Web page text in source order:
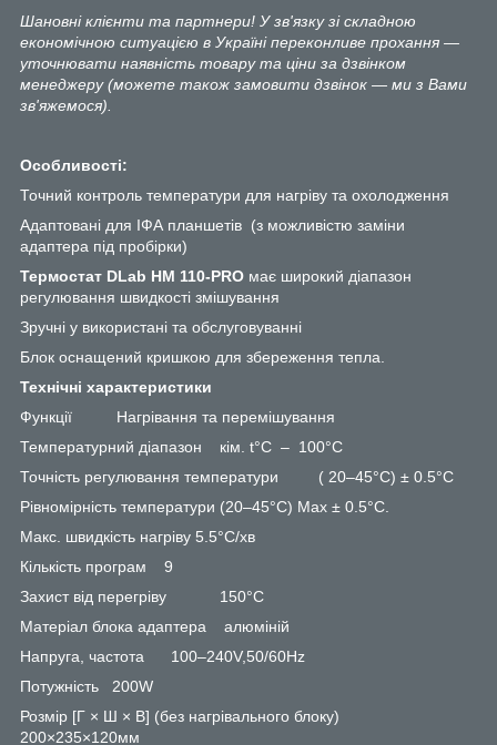
Шановні клієнти та партнери! У зв'язку зі складною
економічною ситуацією в Україні переконливе прохання —
уточнювати наявність товару та ціни за дзвінком
менеджеру (можете також замовити дзвінок — ми з Вами
зв'яжемося).
Особливості:
Точний контроль температури для нагріву та охолодження
Адаптовані для ІФА планшетів (з можливістю заміни
адаптера під пробірки)
Термостат DLab HM 110-PRO має широкий діапазон
регулювання швидкості змішування
Зручні у використані та обслуговуванні
Блок оснащений кришкою для збереження тепла.
Технічні характеристики
Функції Нагрівання та перемішування
Температурний діапазон кім. t°С – 100°C
Точність регулювання температури ( 20–45°C) ± 0.5°C
Рівномірність температури (20–45°C) Max ± 0.5°C.
Макс. швидкість нагріву 5.5°C/хв
Кількість програм 9
Захист від перегріву 150°C
Матеріал блока адаптера алюміній
Напруга, частота 100–240V,50/60Hz
Потужність 200W
Розмір [Г × Ш × В] (без нагрівального блоку)
200×235×120мм